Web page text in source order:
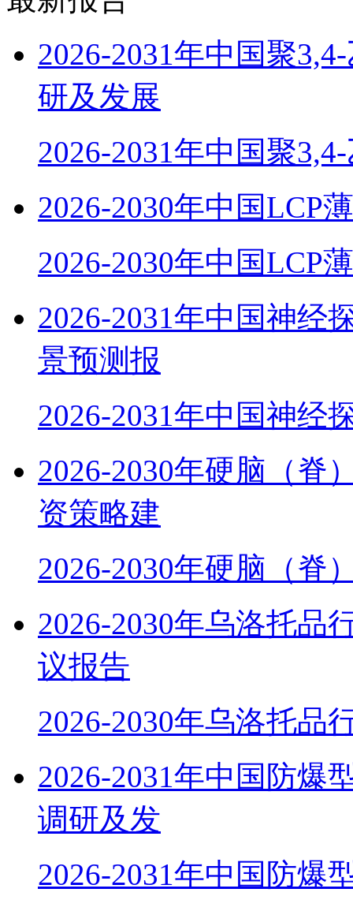
2026-2031年中国聚
研及发展
2026-2031年中国聚
2026-2030年中国LCP
2026-2030年中国LCP
2026-2031年中国神经
景预测报
2026-2031年中国神经
2026-2030年硬脑（脊
资策略建
2026-2030年硬脑（脊
2026-2030年乌洛托品
议报告
2026-2030年乌洛托品
2026-2031年中国防爆
调研及发
2026-2031年中国防爆